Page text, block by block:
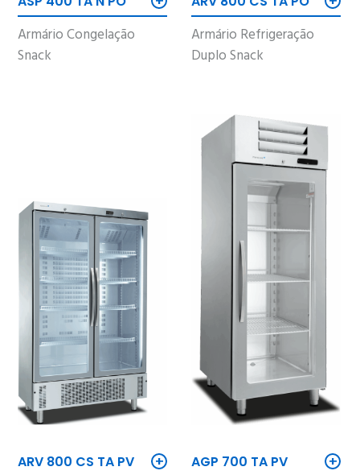
Armário Congelação
Snack
Armário Refrigeração
Duplo Snack
ARV 800 CS TA PV + AGP 700 TA PV +